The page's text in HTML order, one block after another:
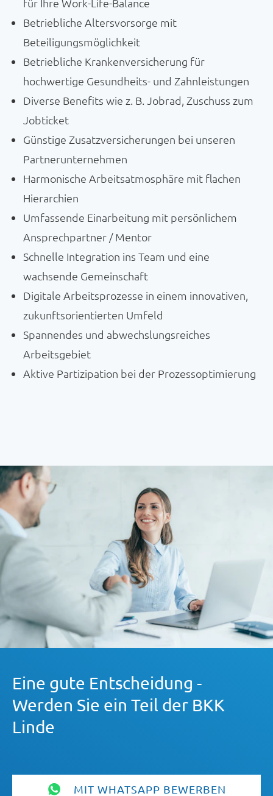
Betriebliche Altersvorsorge mit
Beteiligungsmöglichkeit
Betriebliche Krankenversicherung für
hochwertige Gesundheits- und Zahnleistungen
Diverse Benefits wie z. B. Jobrad, Zuschuss zum
Jobticket
Günstige Zusatzversicherungen bei unseren
Partnerunternehmen
Harmonische Arbeitsatmosphäre mit flachen
Hierarchien
Umfassende Einarbeitung mit persönlichem
Ansprechpartner / Mentor
Schnelle Integration ins Team und eine
wachsende Gemeinschaft
Digitale Arbeitsprozesse in einem innovativen,
zukunftsorientierten Umfeld
Spannendes und abwechslungsreiches
Arbeitsgebiet
Aktive Partizipation bei der Prozessoptimierung
Eine gute Entscheidung -
Werden Sie ein Teil der BKK
Linde
MIT WHATSAPP BEWERBEN